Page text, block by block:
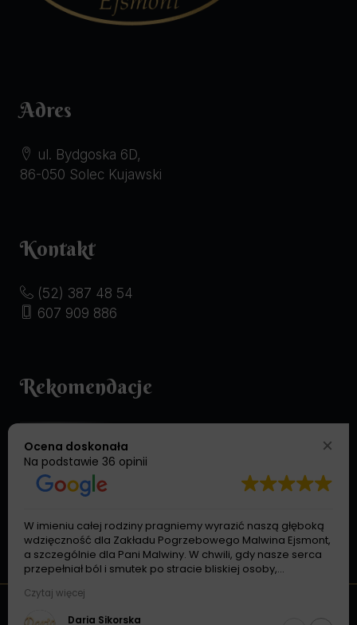
Adres
ul. Bydgoska 6D,
86-050 Solec Kujawski
Kontakt
(52) 387 48 54
607 909 886
Rekomendacje
2026 © Malwina Ejsmont. Wszelkie prawa zastrzeżone.
Ocena doskonała
Na podstawie 36 opinii
W imieniu całej rodziny pragniemy wyrazić naszą głęboką
wdzięczność dla Zakładu Pogrzebowego Malwina Ejsmont,
a szczególnie dla Pani Malwiny. W chwili, gdy nasze serca
przepełniał ból i smutek po stracie bliskiej osoby,
empatii i zrozumienia. Dziękujemy za każde ciepłe słowo,
Czytaj więcej
Daria Sikorska